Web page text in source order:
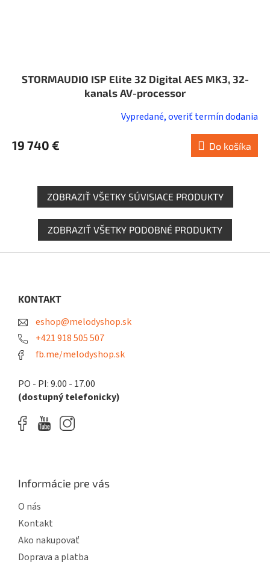
STORMAUDIO ISP Elite 32 Digital AES MK3, 32-
kanals AV-processor
Vypredané, overiť termín dodania
19 740 € Do košíka
ZOBRAZIŤ VŠETKY SÚVISIACE PRODUKTY
ZOBRAZIŤ VŠETKY PODOBNÉ PRODUKTY
KONTAKT
eshop@melodyshop.sk
+421 918 505 507
fb.me/melodyshop.sk
PO - PI: 9.00 - 17.00
(dostupný telefonicky)
Informácie pre vás
O nás
Kontakt
Ako nakupovať
Doprava a platba